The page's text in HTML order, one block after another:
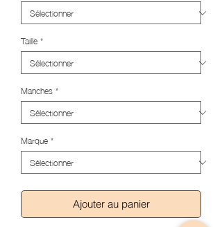
Taille*
Manches*
Marque*
Ajouter au panier